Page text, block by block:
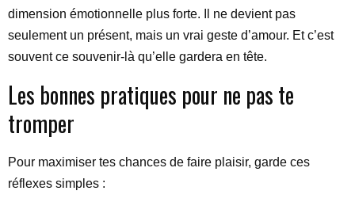
dimension émotionnelle plus forte. Il ne devient pas
seulement un présent, mais un vrai geste d’amour. Et c’est
souvent ce souvenir-là qu’elle gardera en tête.
Les bonnes pratiques pour ne pas te
tromper
Pour maximiser tes chances de faire plaisir, garde ces
réflexes simples :